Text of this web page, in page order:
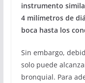
instrumento
4 milímetros de
boca hasta los
Sin embargo,
solo puede
bronquial. Para